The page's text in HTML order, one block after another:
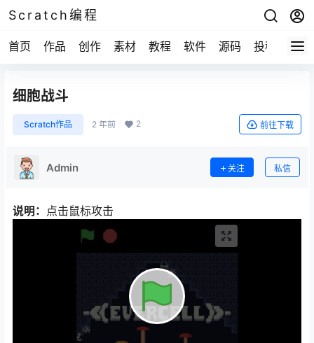
Scratch编程
首页 作品 创作 素材 教程 软件 源码 投稿 关于
细胞战斗
Scratch作品 2 年前 2 前往下载
Admin 关注 私信
说明： 点击鼠标攻击